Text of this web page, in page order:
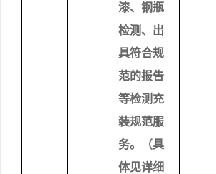
漆、钢瓶
检测、出
具符合规
范的报告
等检测充
装规范服
务。（具
体见详细